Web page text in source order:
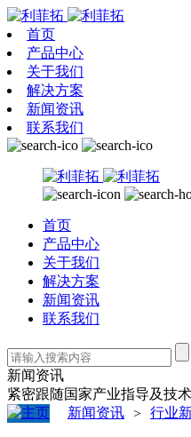
首页
产品中心
关于我们
解决方案
新闻资讯
联系我们
首页
产品中心
关于我们
解决方案
新闻资讯
联系我们
新闻资讯
紧密跟随国家产业指导及技
新闻资讯 > 行业